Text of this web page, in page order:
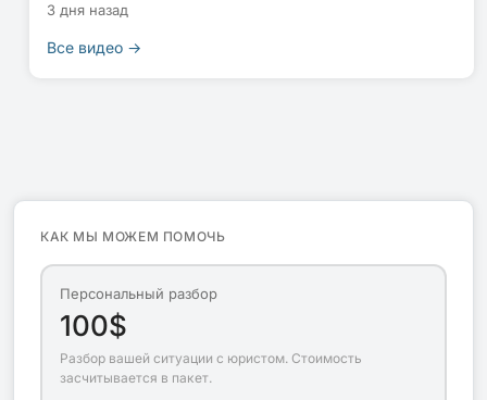
3 дня назад
Все видео →
КАК МЫ МОЖЕМ ПОМОЧЬ
Персональный разбор
100$
Разбор вашей ситуации с юристом. Стоимость
засчитывается в пакет.